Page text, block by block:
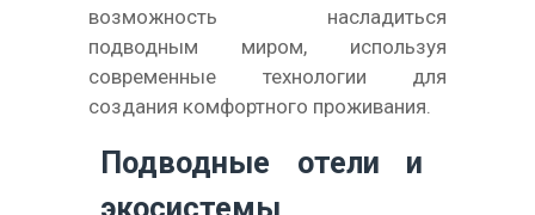
возможность насладиться
подводным миром, используя
современные технологии для
создания комфортного проживания.
Подводные отели и
экосистемы